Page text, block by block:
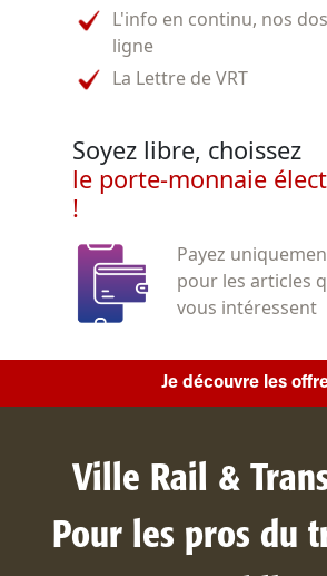
L'info en continu, nos
ligne
La Lettre de VRT
Soyez libre, choissez
le porte-monnaie
!
Payez
pour les articles
vous intéressent
Je découvre les
Ville Rail &
Pour les pros du